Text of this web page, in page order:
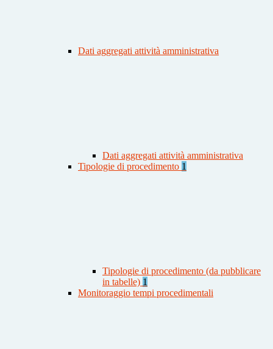
Dati aggregati attività amministrativa
Dati aggregati attività amministrativa
Tipologie di procedimento 1
Tipologie di procedimento (da pubblicare
in tabelle) 1
Monitoraggio tempi procedimentali